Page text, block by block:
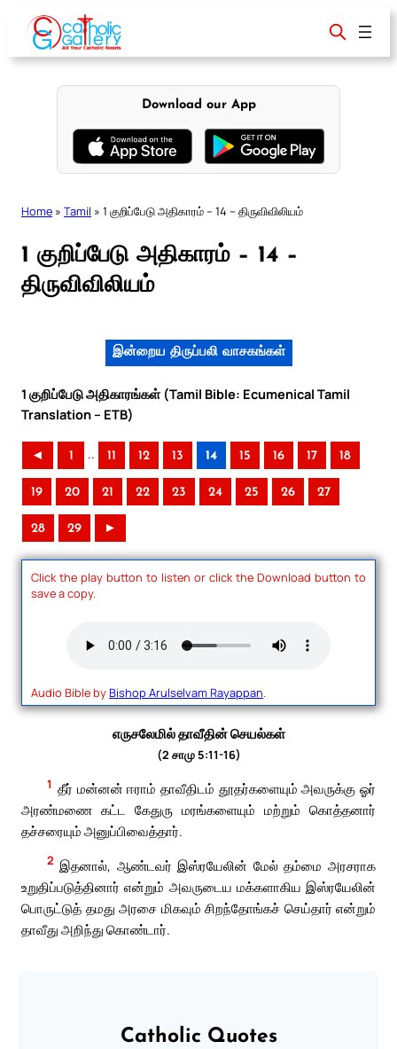
content
Download our App
Home » Tamil » 1 குறிப்பேடு அதிகாரம் – 14 – திருவிவிலியம்
1 குறிப்பேடு அதிகாரம் – 14 –
திருவிவிலியம்
இன்றைய திருப்பலி வாசகங்கள்
1 குறிப்பேடு அதிகாரங்கள் (Tamil Bible: Ecumenical Tamil
Translation – ETB)
◄ 1 .. 11 12 13 14 15 16 17 18
19 20 21 22 23 24 25 26 27
28 29 ►
Click the play button to listen or click the Download button to
save a copy.
Audio Bible byBishop Arulselvam Rayappan.
எருசலேமில் தாவீதின் செயல்கள்
(2 சாமு 5:11-16)
1 தீர் மன்னன் ஈராம் தாவீதிடம் தூதர்களையும் அவருக்கு ஓர்
அரண்மணை கட்ட கேதுரு மரங்களையும் மற்றும் கொத்தனார்
தச்சரையும் அனுப்பிவைத்தார்.
2 இதனால், ஆண்டவர் இஸ்ரயேலின் மேல் தம்மை அரசராக
உறுதிப்படுத்தினார் என்றும் அவருடைய மக்களாகிய இஸ்ரயேலின்
பொருட்டுத் தமது அரசை மிகவும் சிறந்தோங்கச் செய்தார் என்றும்
தாவீது அறிந்து கொண்டார்.
Catholic Quotes